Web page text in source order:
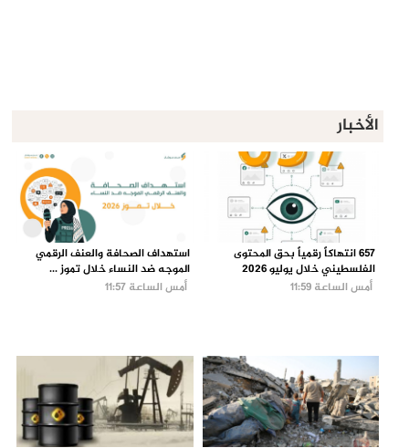
الأخبار
657 انتهاكاً رقمياً بحق المحتوى
الفلسطيني خلال يوليو 2026
أمس الساعة 11:59
استهداف الصحافة والعنف الرقمي
الموجه ضد النساء خلال تموز ...
أمس الساعة 11:57